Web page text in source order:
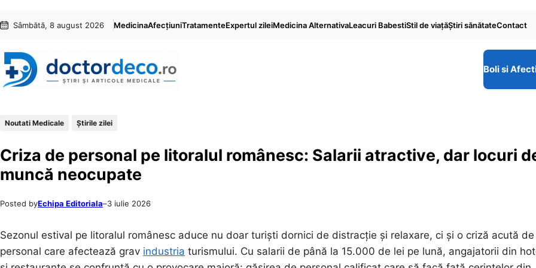
conținut
content
Sâmbătă, 8 august 2026 MedicinaAfecțiuniTratamenteExpertul zileiMedicina AlternativaLeacuri BabestiStil de viaţăŞtiri sănătateContact
Boli si
Noutati Medicale Știrile zilei
Criza de personal pe litoralul românesc: Salarii atractive, dar locuri
muncă neocupate
Posted byEchipa Editoriala–3 iulie 2026
Sezonul estival pe litoralul românesc aduce nu doar turiști dornici de distracție și relaxare, ci și o criză acută de
personal care afectează grav industria turismului. Cu salarii de până la 15.000 de lei pe lună, angajatorii din